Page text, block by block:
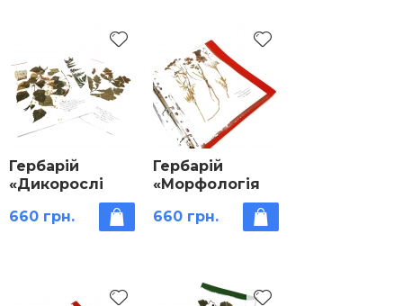
Гербарій
«Дикорослі
660 грн.
Гербарій
«Морфологія
660 грн.